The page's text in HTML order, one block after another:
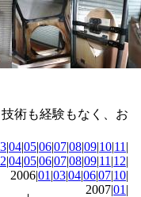
術も経験もなく、お
|04|05|06|07|08|09|10|11 |
|04|05|06|07|08|09|11 |12|
2006|01 |03|04|06|07|10|
2007|01 |